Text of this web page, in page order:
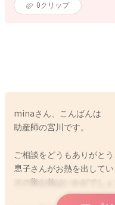
0クリップ
minaさん、こんばんは
助産師の宮川です。
ご相談をどうもありがとう
息子さんがお熱を出して
その後お熱はいかがでしょ